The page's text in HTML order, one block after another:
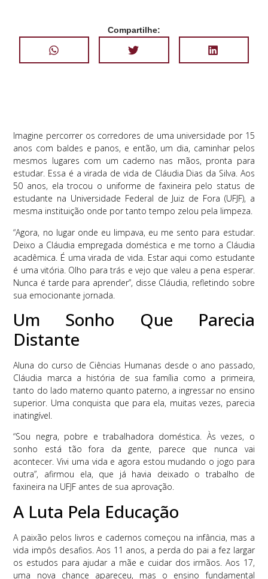
Compartilhe:
Imagine percorrer os corredores de uma universidade por 15
anos com baldes e panos, e então, um dia, caminhar pelos
mesmos lugares com um caderno nas mãos, pronta para
estudar. Essa é a virada de vida de Cláudia Dias da Silva. Aos
50 anos, ela trocou o uniforme de faxineira pelo status de
estudante na Universidade Federal de Juiz de Fora (UFJF), a
mesma instituição onde por tanto tempo zelou pela limpeza.
“Agora, no lugar onde eu limpava, eu me sento para estudar.
Deixo a Cláudia empregada doméstica e me torno a Cláudia
acadêmica. É uma virada de vida. Estar aqui como estudante
é uma vitória. Olho para trás e vejo que valeu a pena esperar.
Nunca é tarde para aprender”, disse Cláudia, refletindo sobre
sua emocionante jornada.
Um Sonho Que Parecia
Distante
Aluna do curso de Ciências Humanas desde o ano passado,
Cláudia marca a história de sua família como a primeira,
tanto do lado materno quanto paterno, a ingressar no ensino
superior. Uma conquista que para ela, muitas vezes, parecia
inatingível.
“Sou negra, pobre e trabalhadora doméstica. Às vezes, o
sonho está tão fora da gente, parece que nunca vai
acontecer. Vivi uma vida e agora estou mudando o jogo para
outra”, afirmou ela, que já havia deixado o trabalho de
faxineira na UFJF antes de sua aprovação.
A Luta Pela Educação
A paixão pelos livros e cadernos começou na infância, mas a
vida impôs desafios. Aos 11 anos, a perda do pai a fez largar
os estudos para ajudar a mãe e cuidar dos irmãos. Aos 17,
uma nova chance apareceu, mas o ensino fundamental